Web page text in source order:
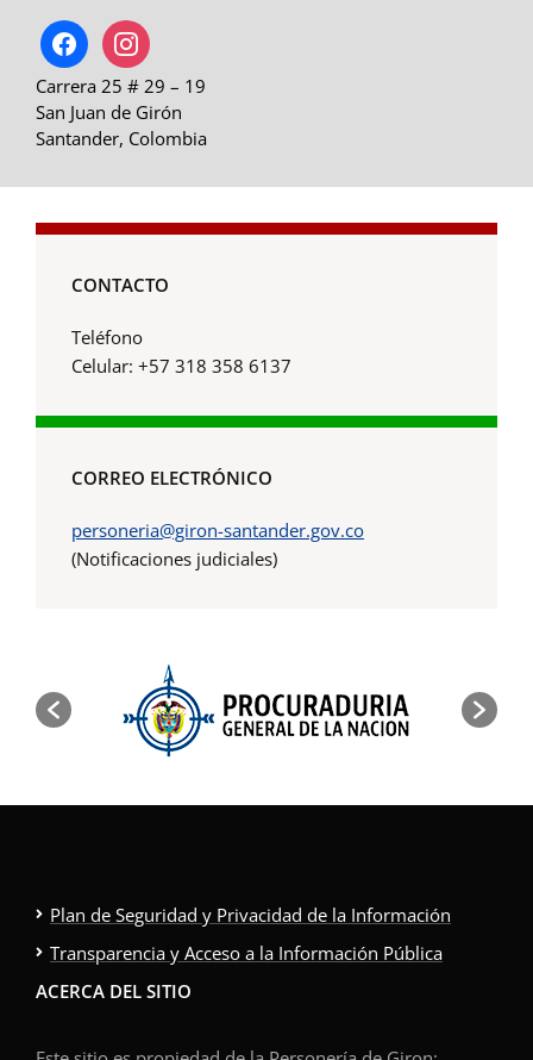
facebookinstagram
Carrera 25 # 29 – 19
San Juan de Girón
Santander, Colombia
CONTACTO
Teléfono
Celular: +57 318 358 6137
CORREO ELECTRÓNICO
personeria@giron-santander.gov.co
(Notificaciones judiciales)
Plan de Seguridad y Privacidad de la Información
Transparencia y Acceso a la Información Pública
ACERCA DEL SITIO